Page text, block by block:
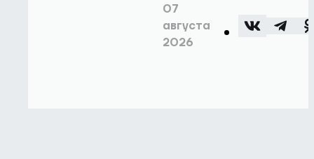
07
августа
2026